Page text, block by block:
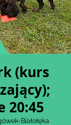
(kurs
20:45
Białołęka